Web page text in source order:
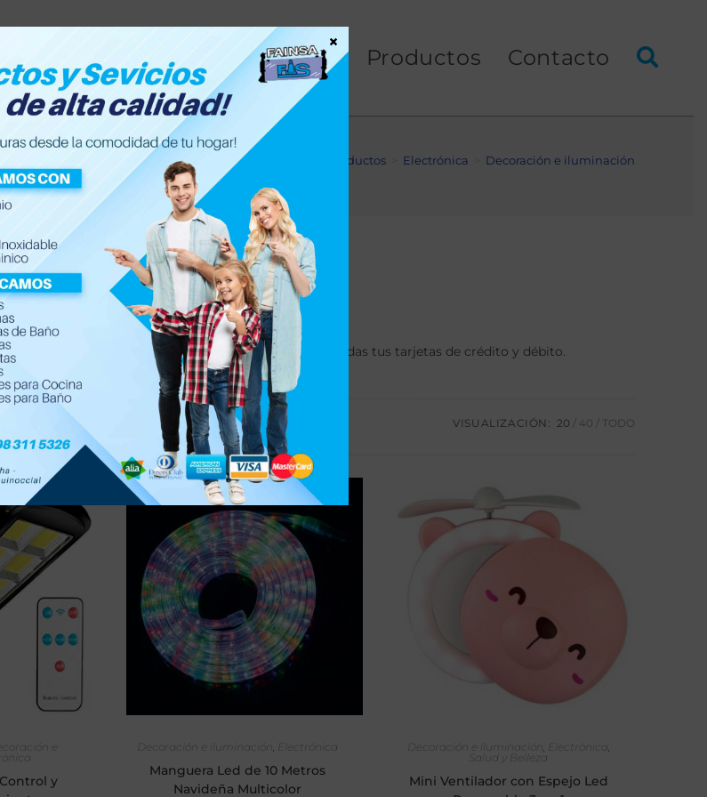
Nosotros Servicios Productos Contacto
Productos Electrónica Decoración e iluminación
del todo Ecuador.
control, focos inteligentes y mucho más.
para decoración e iluminación. Aceptamos todas tus tarjetas de crédito y débito.
VISUALIZACIÓN: 20 40 TODO
e
y
Decoración e iluminación
Electrónica
Manguera Led de 10 Metros
Navideña Multicolor
Decoración e iluminación
Electrónica
Salud y Belleza
Mini Ventilador con Espejo Led
×